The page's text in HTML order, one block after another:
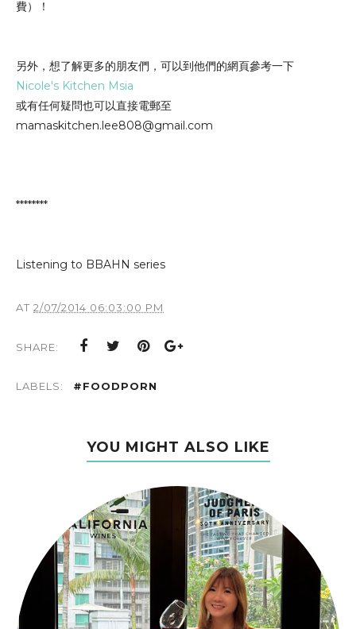
費）！
另外， 想了解更多的朋友們，可以到他們的網頁參考一下
Nicole's Kitchen Msia
或有任何疑問也可以直接電郵至
mamaskitchen.lee808@gmail.com
********
Listening to BBAHN series
AT 2/07/2014 06:03:00 PM
SHARE:
LABELS: #FOODPORN
YOU MIGHT ALSO LIKE